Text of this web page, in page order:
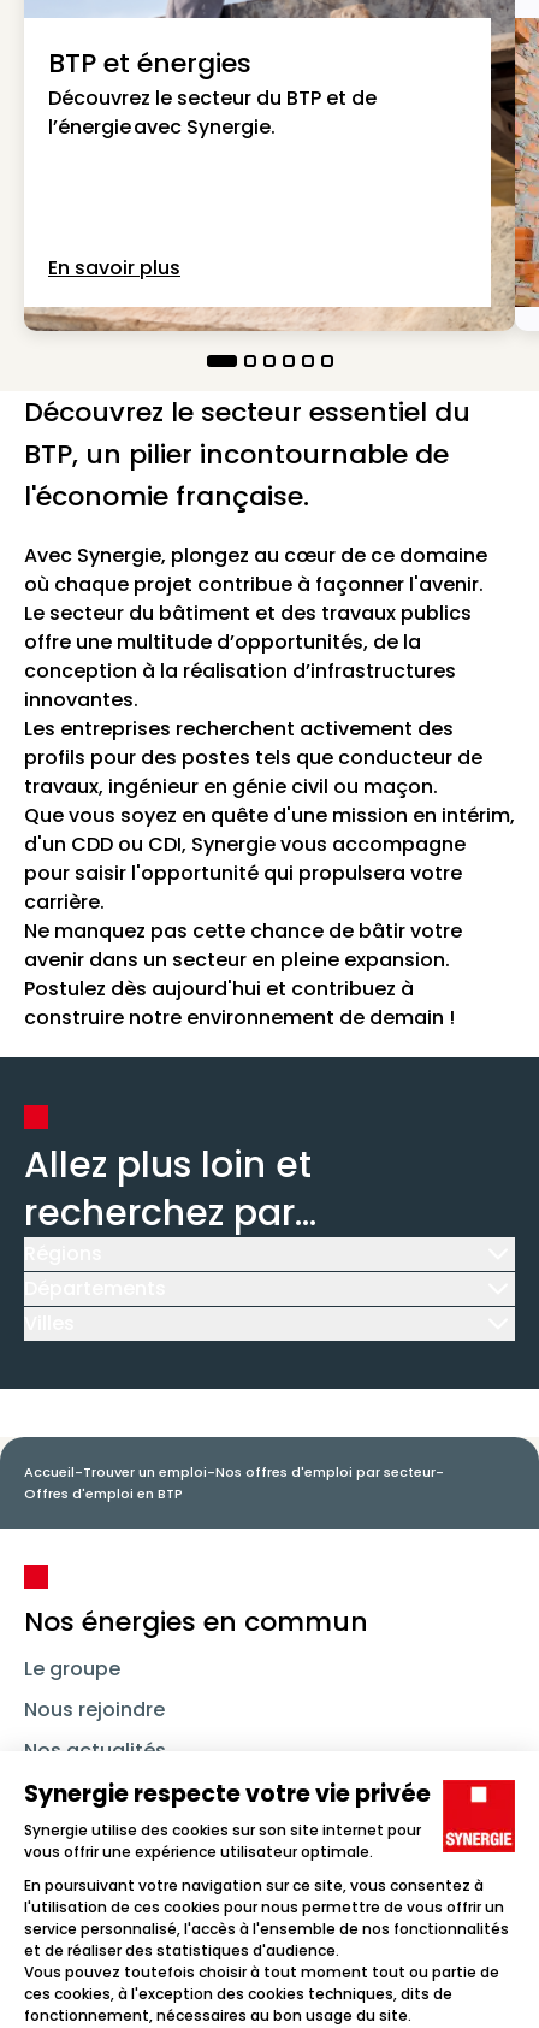
BTP et énergies
Découvrez le secteur du BTP et de
l’énergie avec Synergie.
En savoir plus
Découvrez le secteur essentiel du
BTP, un pilier incontournable de
l'économie française.
Avec Synergie, plongez au cœur de ce domaine
où chaque projet contribue à façonner l'avenir.
Le secteur du bâtiment et des travaux publics
offre une multitude d’opportunités, de la
conception à la réalisation d’infrastructures
innovantes.
Les entreprises recherchent activement des
profils pour des postes tels que conducteur de
travaux, ingénieur en génie civil ou maçon.
Que vous soyez en quête d'une mission en intérim,
d'un CDD ou CDI, Synergie vous accompagne
pour saisir l'opportunité qui propulsera votre
carrière.
Ne manquez pas cette chance de bâtir votre
avenir dans un secteur en pleine expansion.
Postulez dès aujourd'hui et contribuez à
construire notre environnement de demain !
Allez plus loin et
recherchez par...
Accueil-Trouver un emploi-Nos offres d'emploi par secteur-
Offres d'emploi en BTP
Nos énergies en commun
Le groupe
Nous rejoindre
Nos actualités
Nous contacter
Linkedin SynergieInstagramTikTok Youtube
Trouver un emploi
Icône d'illustration
Candidats
Icône d'illustration